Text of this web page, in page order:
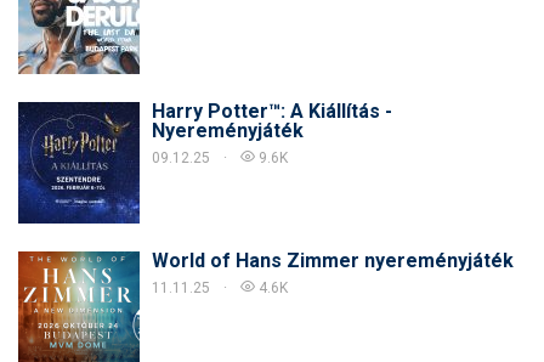
Harry Potter™: A Kiállítás -
Nyereményjáték
09.12.25 9.6K
World of Hans Zimmer nyereményjáték
11.11.25 4.6K